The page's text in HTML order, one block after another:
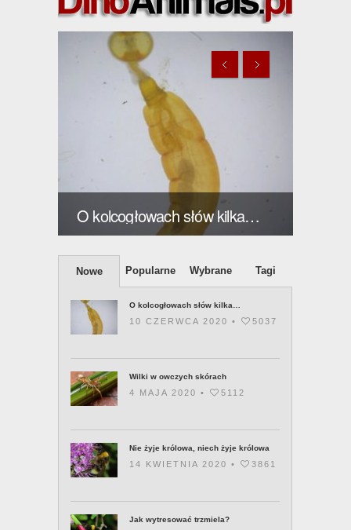
O kolcogłowach słów kilka…
Nowe Popularne Wybrane Tagi
O kolcogłowach słów kilka…
10 CZERWCA 2020 • 5037
Wilki w owczych skórach
4 MAJA 2020 • 5112
Nie żyje królowa, niech żyje królowa
14 KWIETNIA 2020 • 3861
Jak wytresować trzmiela?